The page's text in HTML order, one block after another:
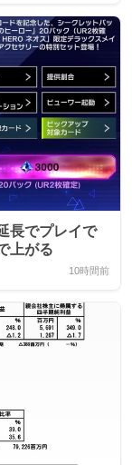
長でプレイで
上がる
10時間前